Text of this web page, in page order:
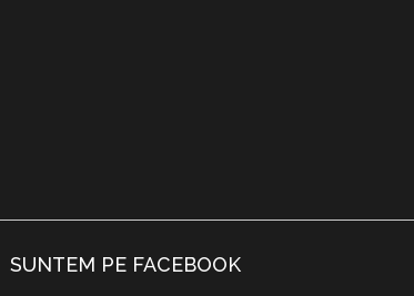
SUNTEM PE FACEBOOK